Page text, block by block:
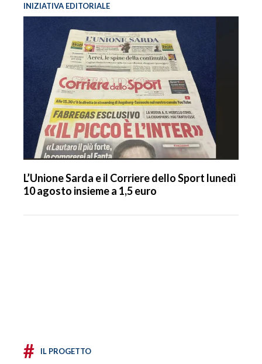
INIZIATIVA EDITORIALE
L’Unione Sarda e il Corriere dello Sport lunedì
10 agosto insieme a 1,5 euro
# IL PROGETTO